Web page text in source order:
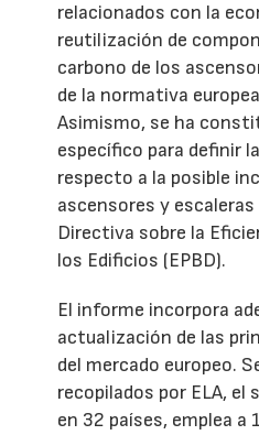
relacionados con la
reutilización de
carbono de los
de la normativa
Asimismo, se ha
específico para definir
respecto a la posible
ascensores y
Directiva sobre la
los Edificios (EPBD).
El informe incorpora
actualización de las
del mercado europeo.
recopilados por ELA,
en 32 países, emplea a